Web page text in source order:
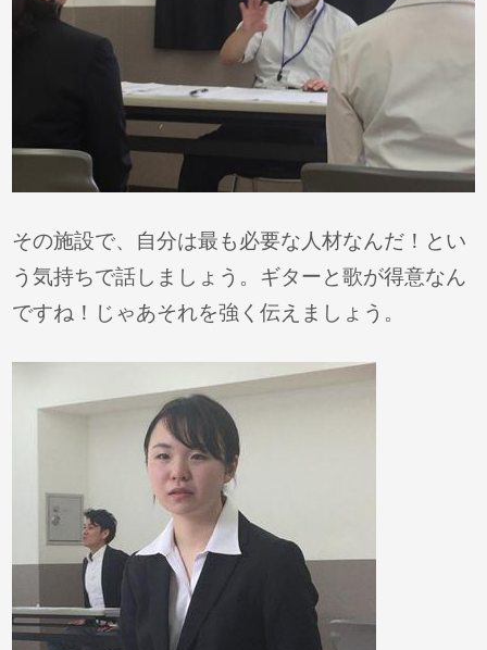
その施設で、自分は最も必要な人材なんだ！とい
う気持ちで話しましょう。ギターと歌が得意なん
ですね！じゃあそれを強く伝えましょう。